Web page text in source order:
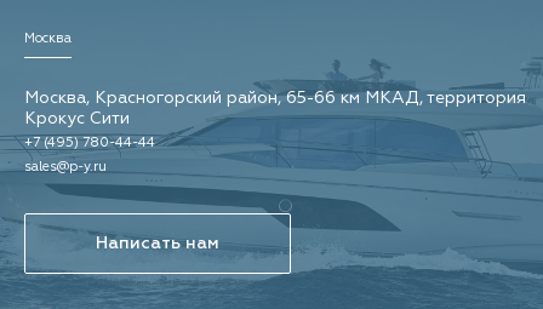
Москва
Москва, Красногорский район, 65-66 км МКАД, территория
Крокус Сити
+7 (495) 780-44-44
sales@p-y.ru
Написать нам